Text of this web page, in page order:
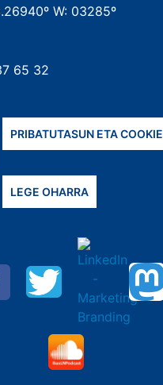
W: 03285º
65 32
PRIBATUTASUN ETA
LEGE OHARRA